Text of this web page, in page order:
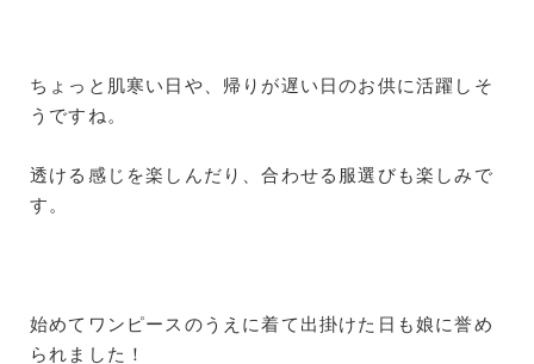
ちょっと肌寒い日や、帰りが遅い日のお供に活躍しそ
うですね。
透ける感じを楽しんだり、合わせる服選びも楽しみで
す。
始めてワンピースのうえに着て出掛けた日も娘に誉め
られました！